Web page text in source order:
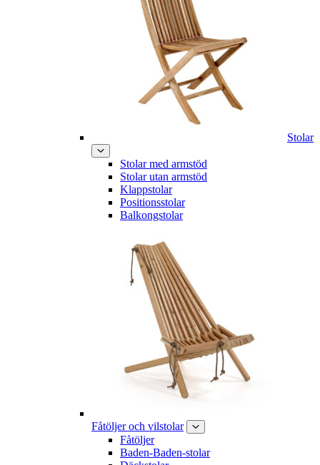
Stolar
Stolar med armstöd
Stolar utan armstöd
Klappstolar
Positionsstolar
Balkongstolar
Fåtöljer och vilstolar
Fåtöljer
Baden-Baden-stolar